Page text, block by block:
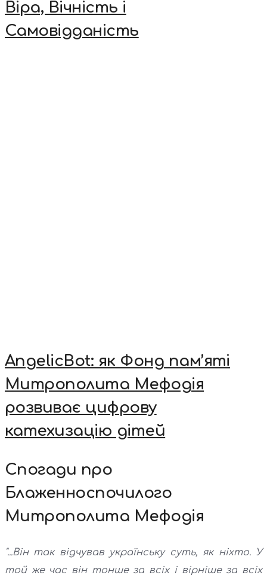
Віра, Вічність і
Самовідданість
AngelicBot: як Фонд пам’яті
Митрополита Мефодія
розвиває цифрову
катехизацію дітей
Спогади про
Блаженноспочилого
Митрополита Мефодія
"...Він так відчував українську суть, як ніхто. У
той же час він тонше за всіх і вірніше за всіх